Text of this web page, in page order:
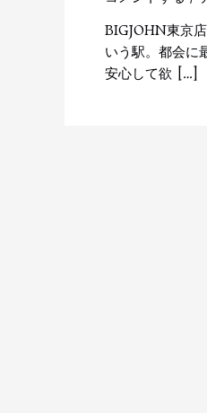
BIGJOHN東京
いう駅。都会に
安心して欲 […]